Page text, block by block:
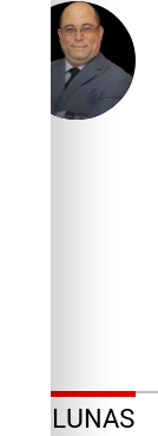
COLUNAS